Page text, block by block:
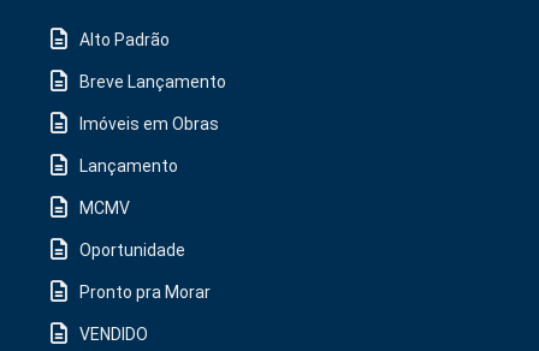
Alto Padrão
Breve Lançamento
Imóveis em Obras
Lançamento
MCMV
Oportunidade
Pronto pra Morar
VENDIDO